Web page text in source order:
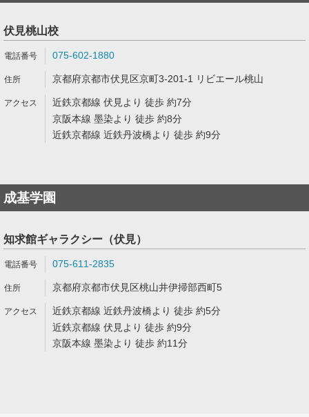
伏見桃山校
075-602-1880
京都府京都市伏見区京町3-201-1 リビエール桃山
近鉄京都線 伏見より 徒歩 約7分
京阪本線 墨染より 徒歩 約8分
近鉄京都線 近鉄丹波橋より 徒歩 約9分
成基学園
知求館ギャラクシー（伏見）
075-611-2835
京都府京都市伏見区桃山井伊掃部西町5
近鉄京都線 近鉄丹波橋より 徒歩 約5分
近鉄京都線 伏見より 徒歩 約9分
京阪本線 墨染より 徒歩 約11分